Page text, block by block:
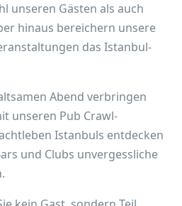
unseren Gästen als auch
hinaus bereichern unsere
das Istanbul-
Abend verbringen
unseren Pub Crawl-
Istanbuls entdecken
und Clubs unvergessliche